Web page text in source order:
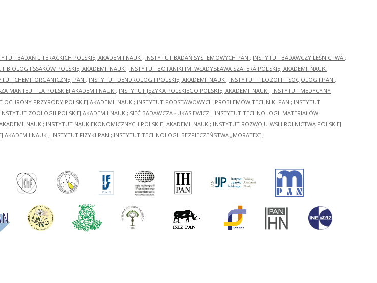
BADAŃ LITERACKICH POLSKIEJ AKADEMII NAUK ; INSTYTUT BADAŃ SYSTEMOWYCH PAN ; INSTYTUT BADAWCZY LEŚNICTWA ;
BIOLOGII SSAKÓW POLSKIEJ AKADEMII NAUK ; INSTYTUT BOTANIKI IM. WŁADYSŁAWA SZAFERA POLSKIEJ AKADEMII NAUK ;
CHEMII ORGANICZNEJ PAN ; INSTYTUT DENDROLOGII POLSKIEJ AKADEMII NAUK ; INSTYTUT FILOZOFII I SOCJOLOGII PAN ;
MANTEUFFLA POLSKIEJ AKADEMII NAUK ; INSTYTUT JĘZYKA POLSKIEGO POLSKIEJ AKADEMII NAUK ; INSTYTUT MEDYCYNY
OCHRONY PRZYRODY POLSKIEJ AKADEMII NAUK ; INSTYTUT PODSTAWOWYCH PROBLEMÓW TECHNIKI PAN ; INSTYTUT
ZOOLOGII POLSKIEJ AKADEMII NAUK ; SIEĆ BADAWCZA ŁUKASIEWICZ - INSTYTUT TECHNOLOGII MATERIAŁÓW
NAUK ; INSTYTUT NAUK EKONOMICZNYCH POLSKIEJ AKADEMII NAUK ; INSTYTUT ROZWOJU WSI I ROLNICTWA POLSKIEJ
AKADEMII NAUK ; INSTYTUT FIZYKI PAN ; INSTYTUT TECHNOLOGII BEZPIECZEŃSTWA „MORATEX” ;